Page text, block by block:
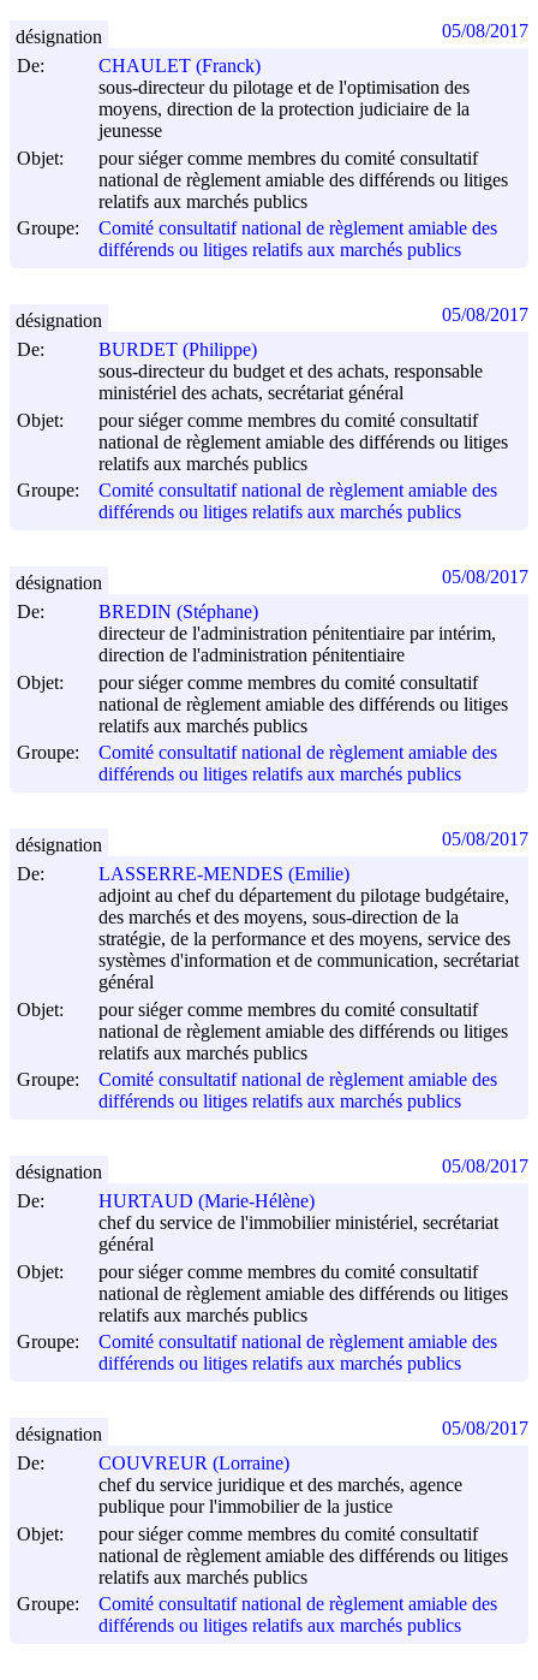
De:
CHAULET (Franck)
sous-directeur du pilotage et de l'optimisation des
moyens, direction de la protection judiciaire de la
jeunesse
Objet:
pour siéger comme membres du comité consultatif
national de règlement amiable des différends ou litiges
relatifs aux marchés publics
Groupe:
Comité consultatif national de règlement amiable des
différends ou litiges relatifs aux marchés publics
désignation 05/08/2017
De:
BURDET (Philippe)
sous-directeur du budget et des achats, responsable
ministériel des achats, secrétariat général
Objet:
pour siéger comme membres du comité consultatif
national de règlement amiable des différends ou litiges
relatifs aux marchés publics
Groupe:
Comité consultatif national de règlement amiable des
différends ou litiges relatifs aux marchés publics
désignation 05/08/2017
De:
BREDIN (Stéphane)
directeur de l'administration pénitentiaire par intérim,
direction de l'administration pénitentiaire
Objet:
pour siéger comme membres du comité consultatif
national de règlement amiable des différends ou litiges
relatifs aux marchés publics
Groupe:
Comité consultatif national de règlement amiable des
différends ou litiges relatifs aux marchés publics
désignation 05/08/2017
De:
LASSERRE-MENDES (Emilie)
adjoint au chef du département du pilotage budgétaire,
des marchés et des moyens, sous-direction de la
stratégie, de la performance et des moyens, service des
systèmes d'information et de communication, secrétariat
général
Objet:
pour siéger comme membres du comité consultatif
national de règlement amiable des différends ou litiges
relatifs aux marchés publics
Groupe:
Comité consultatif national de règlement amiable des
différends ou litiges relatifs aux marchés publics
désignation 05/08/2017
De:
HURTAUD (Marie-Hélène)
chef du service de l'immobilier ministériel, secrétariat
général
Objet:
pour siéger comme membres du comité consultatif
national de règlement amiable des différends ou litiges
relatifs aux marchés publics
Groupe:
Comité consultatif national de règlement amiable des
différends ou litiges relatifs aux marchés publics
désignation 05/08/2017
De:
COUVREUR (Lorraine)
chef du service juridique et des marchés, agence
publique pour l'immobilier de la justice
Objet:
pour siéger comme membres du comité consultatif
national de règlement amiable des différends ou litiges
relatifs aux marchés publics
Groupe:
Comité consultatif national de règlement amiable des
différends ou litiges relatifs aux marchés publics
désignation 05/08/2017